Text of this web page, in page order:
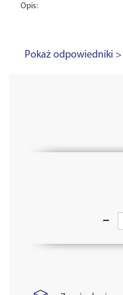
Opis:
Pokaż odpowiedniki >